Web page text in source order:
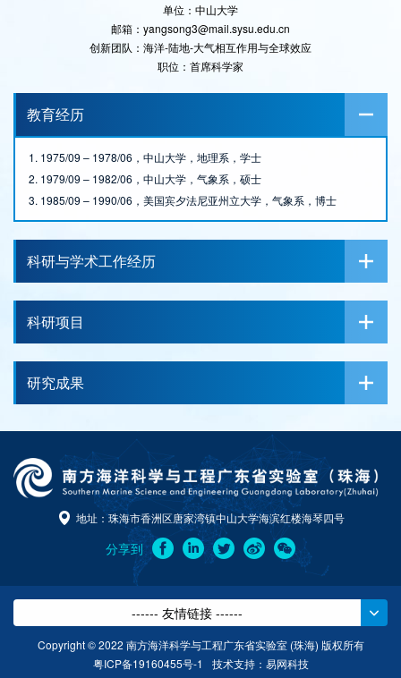
单位：中山大学
邮箱：yangsong3@mail.sysu.edu.cn
创新团队：海洋-陆地-大气相互作用与全球效应
职位：首席科学家
教育经历
1. 1975/09 – 1978/06，中山大学，地理系，学士
2. 1979/09 – 1982/06，中山大学，气象系，硕士
3. 1985/09 – 1990/06，美国宾夕法尼亚州立大学，气象系，博士
科研与学术工作经历
科研项目
研究成果
地址：珠海市香洲区唐家湾镇中山大学海滨红楼海琴四号
分享到
------ 友情链接 ------
Copyright © 2022 南方海洋科学与工程广东省实验室 (珠海) 版权所有
粤ICP备19160455号-1
技术支持： 易网科技